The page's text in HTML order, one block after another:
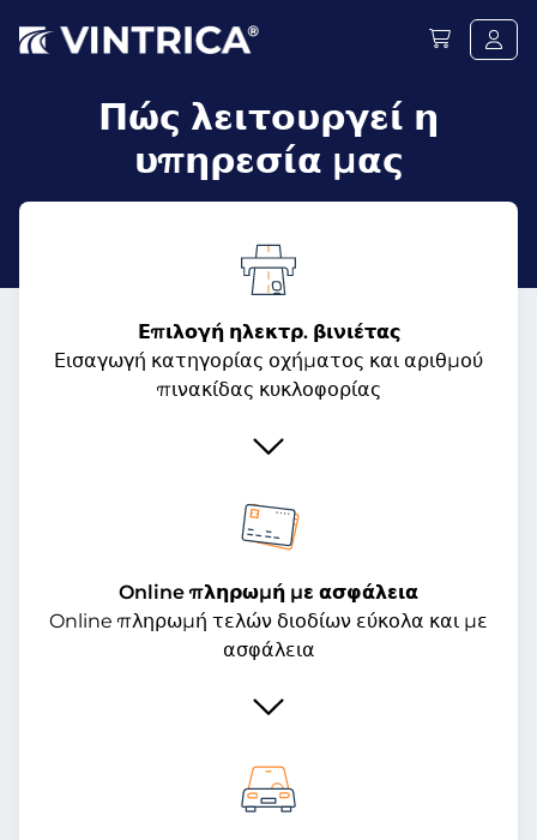
Πώς λειτουργεί η
υπηρεσία μας
Επιλογή ηλεκτρ. βινιέτας
Εισαγωγή κατηγορίας οχήματος και αριθμού
πινακίδας κυκλοφορίας
Online πληρωμή με ασφάλεια
Online πληρωμή τελών διοδίων εύκολα και με
ασφάλεια